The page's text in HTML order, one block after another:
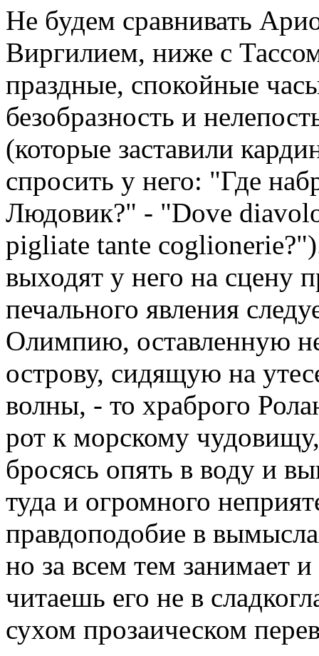
Не будем сравнивать
Виргилием, ниже с
праздные, спокойные
безобразность и
(которые заставили
спросить у него: "Где
Людовик?" - "Dove
pigliate tante
выходят у него на сцену
печального явления
Олимпию, оставленную
острову, сидящую на
волны, - то храброго
рот к морскому
бросясь опять в воду и
туда и огромного
правдоподобие в
но за всем тем занимает
читаешь его не в
сухом прозаическом